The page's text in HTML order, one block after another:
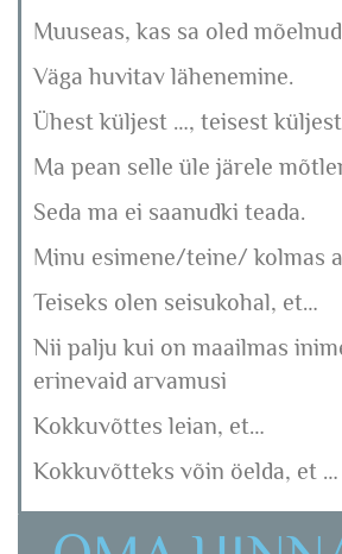
Muuseas, kas sa oled
Väga huvitav lähenemine.
Ühest küljest …, teisest
Ma pean selle üle järele
Seda ma ei saanudki teada.
Minu esimene/teine/ kolmas
Teiseks olen seisukohal, et…
Nii palju kui on maailmas
erinevaid arvamusi
Kokkuvõttes leian, et…
Kokkuvõtteks võin öelda, et …